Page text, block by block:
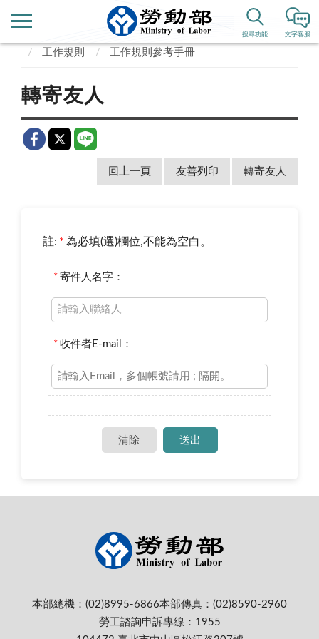
文字客服
搜尋功能
業務專區
勞動條件、就業平等
工作規則
工作規則參考手冊
轉寄友人
回上一頁 友善列印 轉寄友人
註: * 為必填(選)欄位,不能為空白。
* 寄件人名字：
* 收件者E-mail：
本部總機：(02)8995-6866本部傳真：(02)8590-2960
勞工諮詢申訴專線：1955